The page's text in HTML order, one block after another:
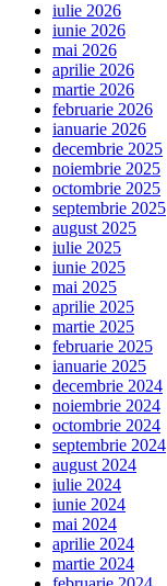
iulie 2026
iunie 2026
mai 2026
aprilie 2026
martie 2026
februarie 2026
ianuarie 2026
decembrie 2025
noiembrie 2025
octombrie 2025
septembrie 2025
august 2025
iulie 2025
iunie 2025
mai 2025
aprilie 2025
martie 2025
februarie 2025
ianuarie 2025
decembrie 2024
noiembrie 2024
octombrie 2024
septembrie 2024
august 2024
iulie 2024
iunie 2024
mai 2024
aprilie 2024
martie 2024